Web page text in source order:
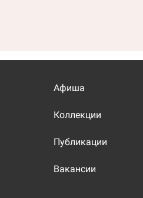
Афиша
Коллекции
Публикации
Вакансии